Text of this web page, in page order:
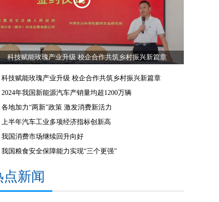
科技赋能玫瑰产业升级 校企合作共筑乡村振兴新篇章
科技赋能玫瑰产业升级 校企合作共筑乡村振兴新篇章
2024年我国新能源汽车产销量均超1200万辆
各地加力“两新”政策 激发消费新活力
上半年汽车工业多项经济指标创新高
我国消费市场继续回升向好
我国粮食安全保障能力实现“三个更强”
点新闻